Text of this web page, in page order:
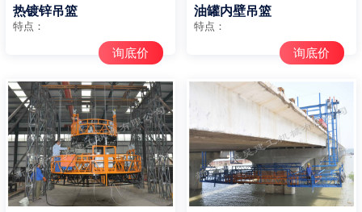
热镀锌吊篮
特点：
询底价
油罐内壁吊篮
特点：
询底价